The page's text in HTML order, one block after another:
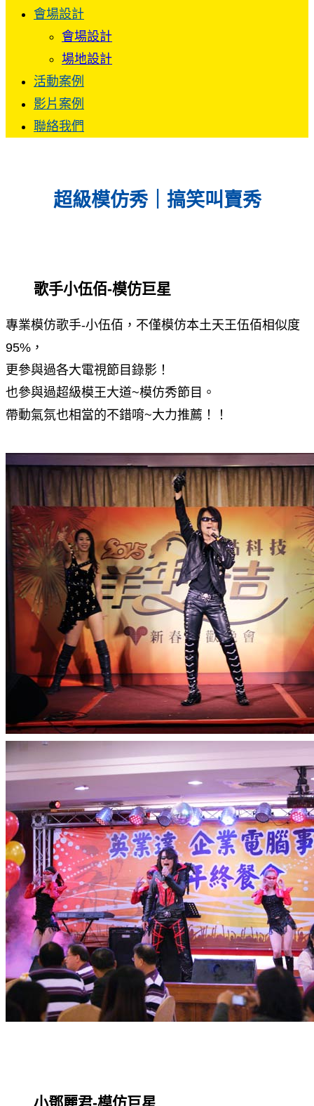
會場設計
會場設計
場地設計
活動案例
影片案例
聯絡我們
超級模仿秀｜搞笑叫賣秀
歌手小伍佰-模仿巨星
專業模仿歌手-小伍佰，不僅模仿本土天王伍佰相似度
95%，
更參與過各大電視節目錄影！
也參與過超級模王大道~模仿秀節目。
帶動氣氛也相當的不錯唷~大力推薦！！